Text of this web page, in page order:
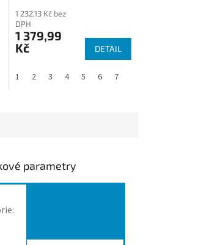
1 232,13 Kč bez
DPH
1 379,99
Kč
DETAIL
1 2 3 4 5 6 7
parametry
: